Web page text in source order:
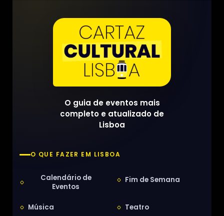
O guia de eventos mais
completo e atualizado de
Lisboa
O QUE FAZER EM LISBOA
Calendário de
Eventos
Fim de Semana
Música Teatro